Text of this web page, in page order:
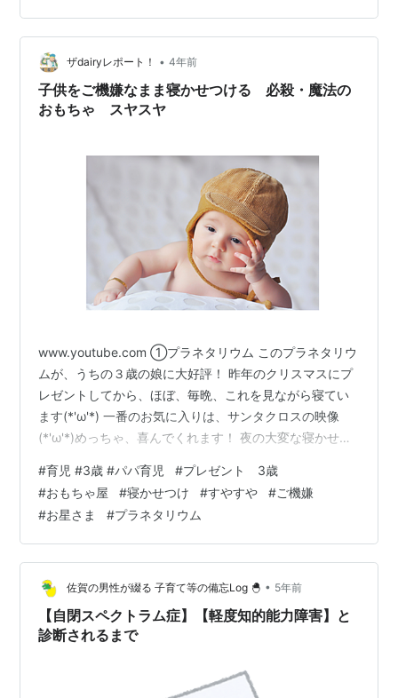
ザdairyレポート！ • 4年前
子供をご機嫌なまま寝かせつける 必殺・魔法の
おもちゃ スヤスヤ
www.youtube.com ①プラネタリウム このプラネタリウ
ムが、うちの３歳の娘に大好評！ 昨年のクリスマスにプ
レゼントしてから、ほぼ、毎晩、これを見ながら寝てい
ます(*'ω'*) 一番のお気に入りは、サンタクロスの映像
(*'ω'*)めっちゃ、喜んでくれます！ 夜の大変な寝かせつ
ラネタリウムを見ていると、すやすや寝てくれます！ ②
鬼のお面 このお面は外れでした。。 会社帰りに妻からの
LINEが入り、今日は節分だから、玄関に置いてあるお面
を被って、 しずかーに、家に入って子供を脅かして欲し
いとのこと。 私も、こういう遊びは大好きなので、わ
く…
#育児 #3歳 #パパ育児 #プレゼント 3歳
#おもちゃ屋 #寝かせつけ #すやすや #ご機嫌
#お星さま #プラネタリウム
佐賀の男性が綴る 子育て等の備忘Log 🐣 • 5年前
【自閉スペクトラム症】【軽度知的能力障害】と
診断されるまで